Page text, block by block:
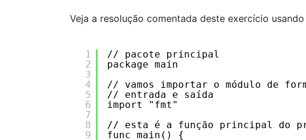
Veja a resolução comentada deste exercício usando
1
2
3
4
5
6
7
8
9
// pacote principal
package main
// vamos importar o módulo de
// entrada e saída
import "fmt"
// esta é a função principal do
func main() {